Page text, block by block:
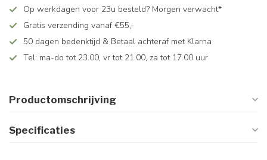
Op werkdagen voor 23u besteld? Morgen verwacht*
Gratis verzending vanaf €55,-
50 dagen bedenktijd & Betaal achteraf met Klarna
Tel: ma-do tot 23.00, vr tot 21.00, za tot 17.00 uur
Productomschrijving
Specificaties